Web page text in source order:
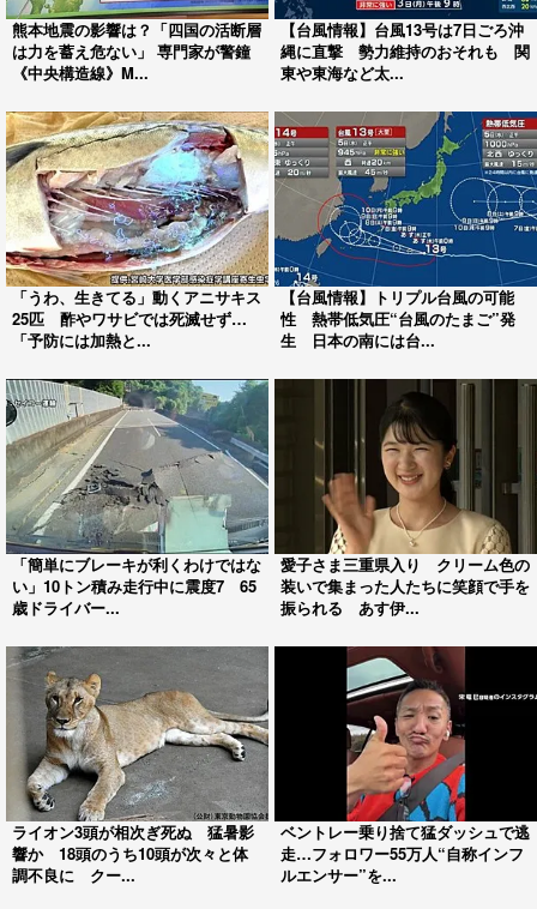
熊本地震の影響は？「四国の活断層
は力を蓄え危ない」 専門家が警鐘
《中央構造線》M...
【台風情報】台風13号は7日ごろ沖
縄に直撃 勢力維持のおそれも 関
東や東海など太...
「うわ、生きてる」動くアニサキス
25匹 酢やワサビでは死滅せず…
「予防には加熱と...
【台風情報】トリプル台風の可能
性 熱帯低気圧“台風のたまご”発
生 日本の南には台...
「簡単にブレーキが利くわけではな
い」10トン積み走行中に震度7 65
歳ドライバー...
愛子さま三重県入り クリーム色の
装いで集まった人たちに笑顔で手を
振られる あす伊...
ライオン3頭が相次ぎ死ぬ 猛暑影
響か 18頭のうち10頭が次々と体
調不良に クー...
ベントレー乗り捨て猛ダッシュで逃
走…フォロワー55万人“自称インフ
ルエンサー”を...